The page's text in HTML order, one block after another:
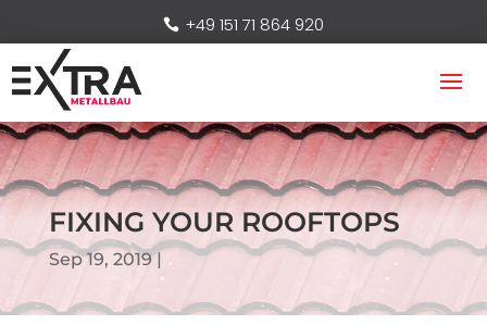
+49 151 71 864 920
FIXING YOUR ROOFTOPS
Sep 19, 2019